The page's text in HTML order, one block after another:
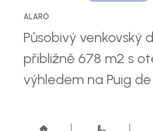
ALARÓ
Působivý venkovský
přibližně 678 m2 s
výhledem na Puig